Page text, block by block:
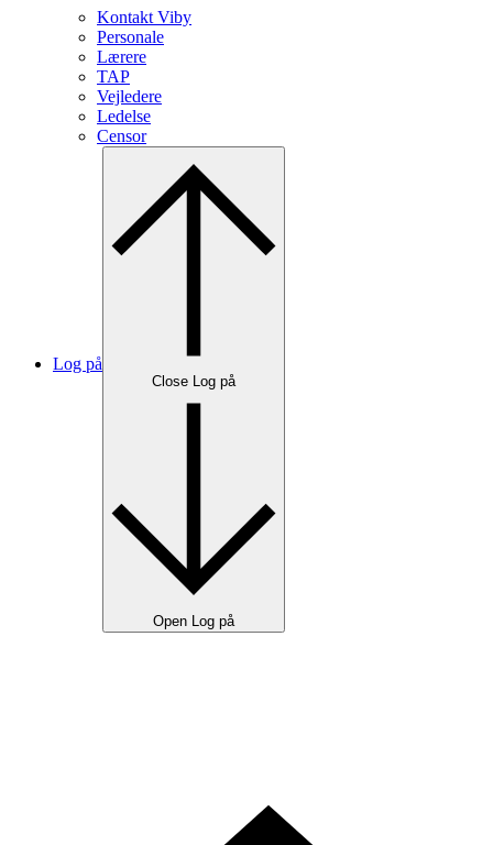
Kontakt Viby
Personale
Lærere
TAP
Vejledere
Ledelse
Censor
Log på
Close Log på
Open Log på